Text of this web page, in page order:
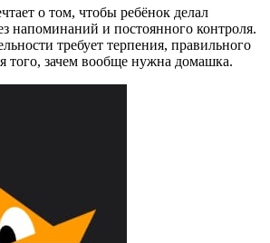
о том, чтобы ребёнок делал
напоминаний и постоянного контроля.
требует терпения, правильного
того, зачем вообще нужна домашка.